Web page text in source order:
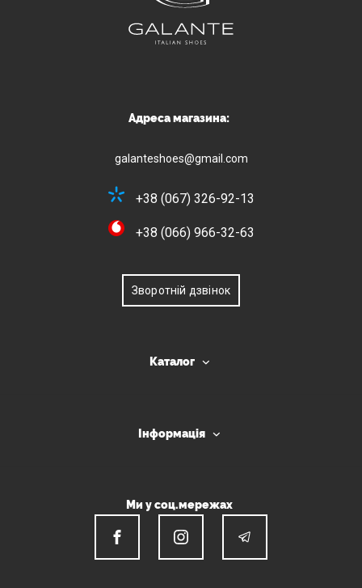
Адреса магазина:
galanteshoes@gmail.com
+38 (067) 326-92-13
+38 (066) 966-32-63
Зворотній дзвінок
Каталог
Інформація
Ми у соц.мережах